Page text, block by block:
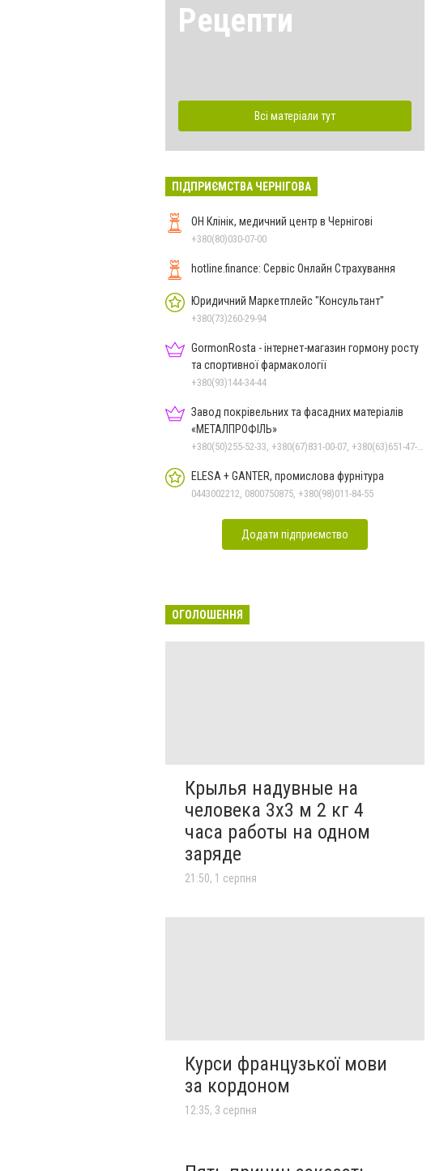
Рецепти
Всі матеріали тут
ПІДПРИЄМСТВА ЧЕРНІГОВА
ОН Клінік, медичний центр в Чернігові
+380(80)030-07-00
hotline.finance: Сервіс Онлайн Страхування
Юридичний Маркетплейс "Консультант"
+380(73)260-29-94
GormonRosta - інтернет-магазин гормону росту
та спортивної фармакології
+380(93)144-34-44
Завод покрівельних та фасадних матеріалів
«МЕТАЛПРОФІЛЬ»
ELESA + GANTER, промислова фурнітура
0443002212, 0800750875, +380(98)011-84-55
Додати підприємство
ОГОЛОШЕННЯ
Крылья надувные на
человека 3х3 м 2 кг 4
часа работы на одном
заряде
21:50, 1 серпня
Курси французької мови
за кордоном
12:35, 3 серпня